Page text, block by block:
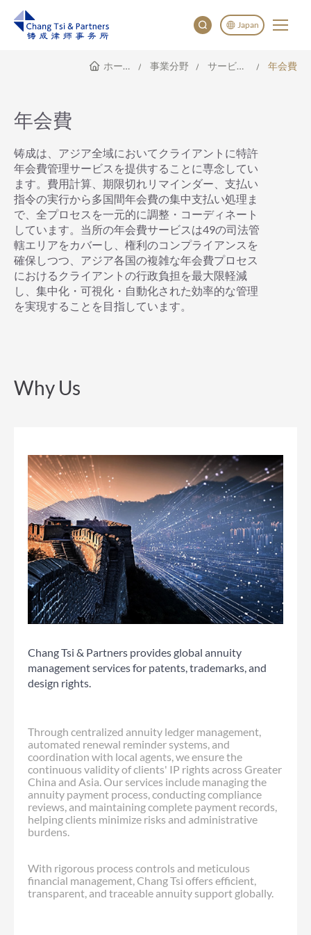
Japan
English
Deutsch
ホームページ 事業分野 サービス範囲 年会費
年会費
铸成は、アジア全域においてクライアントに特許
年会費管理サービスを提供することに専念してい
ます。費用計算、期限切れリマインダー、支払い
指令の実行から多国間年会費の集中支払い処理ま
で、全プロセスを一元的に調整・コーディネート
しています。当所の年会費サービスは49の司法管
轄エリアをカバーし、権利のコンプライアンスを
確保しつつ、アジア各国の複雑な年会費プロセス
におけるクライアントの行政負担を最大限軽減
し、集中化・可視化・自動化された効率的な管理
を実現することを目指しています。
Why Us
Chang Tsi & Partners provides global annuity
management services for patents, trademarks, and
design rights.
Through centralized annuity ledger management,
automated renewal reminder systems, and
coordination with local agents, we ensure the
continuous validity of clients' IP rights across Greater
China and Asia. Our services include managing the
annuity payment process, conducting compliance
reviews, and maintaining complete payment records,
helping clients minimize risks and administrative
burdens.
With rigorous process controls and meticulous
financial management, Chang Tsi offers efficient,
transparent, and traceable annuity support globally.